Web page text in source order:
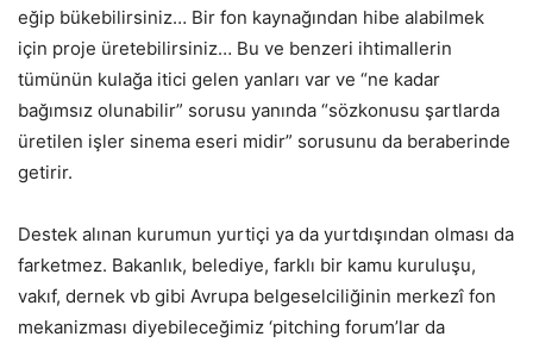
eğip bükebilirsiniz… Bir fon kaynağından hibe alabilmek
için proje üretebilirsiniz… Bu ve benzeri ihtimallerin
tümünün kulağa itici gelen yanları var ve “ne kadar
bağımsız olunabilir” sorusu yanında “sözkonusu şartlarda
üretilen işler sinema eseri midir” sorusunu da beraberinde
getirir.
Destek alınan kurumun yurtiçi ya da yurtdışından olması da
farketmez. Bakanlık, belediye, farklı bir kamu kuruluşu,
vakıf, dernek vb gibi Avrupa belgeselciliğinin merkezî fon
mekanizması diyebileceğimiz ‘pitching forum’lar da